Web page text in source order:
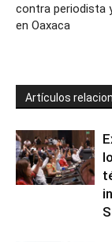
contra periodista
en Oaxaca
Artículos